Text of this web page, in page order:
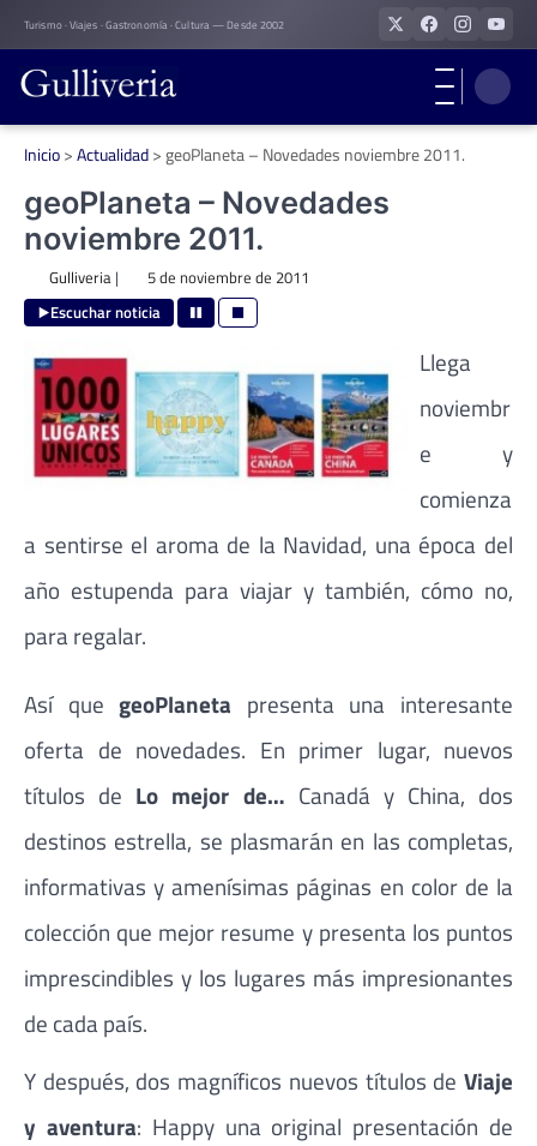
Skip
to
content
Turismo · Viajes · Gastronomía · Cultura — Desde 2002
Inicio>Actualidad>geoPlaneta – Novedades noviembre 2011.
geoPlaneta – Novedades
noviembre 2011.
Gulliveria| 5 de noviembre de 2011
Escuchar noticia
Llega
noviembr
e y
comienza
a sentirse el aroma de la Navidad, una época del
año estupenda para viajar y también, cómo no,
para regalar.
Así quegeoPlaneta presenta una interesante
oferta de novedades. En primer lugar, nuevos
títulos de Lo mejor de… Canadá y China, dos
destinos estrella, se plasmarán en las completas,
informativas y amenísimas páginas en color de la
colección que mejor resume y presenta los puntos
imprescindibles y los lugares más impresionantes
de cada país.
Y después, dos magníficos nuevos títulos de Viaje
y aventura: Happy una original presentación de